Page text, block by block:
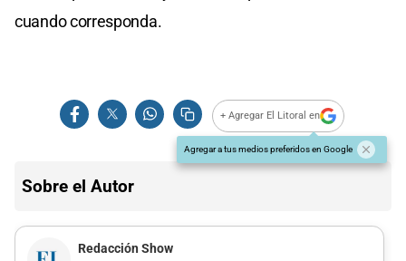
cuando corresponda.
+ Agregar El Litoral en
Agregar a tus medios preferidos en Google
Sobre el Autor
Redacción Show